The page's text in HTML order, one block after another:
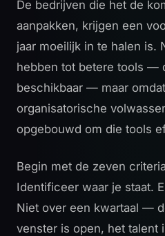
De bedrijven die het de
aanpakken, krijgen een
jaar moeilijk in te halen is.
hebben tot betere tools —
beschikbaar — maar
organisatorische
opgebouwd om die tools
Begin met de zeven
Identificeer waar je staat.
Niet over een kwartaal —
venster is open, het talent